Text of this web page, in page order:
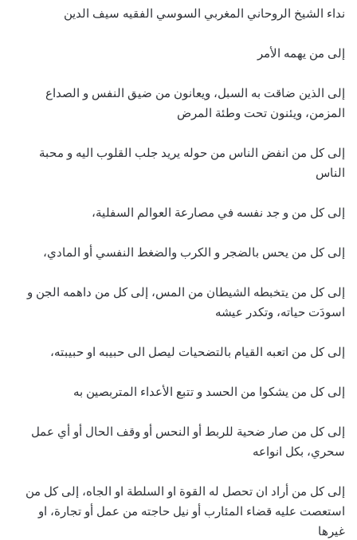
نداء الشيخ الروحاني المغربي السوسي الفقيه سيف الدين
إلى من يهمه الأمر
إلى الذين ضاقت به السبل، ويعانون من ضيق النفس و الصداع
المزمن، ويئنون تحت وطئة المرض
إلى كل من انفض الناس من حوله يريد جلب القلوب اليه و محبة
الناس
إلى كل من و جد نفسه في مصارعة العوالم السفلية،
إلى كل من يحس بالضجر و الكرب والضغط النفسي أو المادي،
إلى كل من يتخبطه الشيطان من المس، إلى كل من داهمه الجن و
اسودَت حياته، وتكدر عيشه
إلى كل من اتعبه القيام بالتضحيات ليصل الى حبيبه او حبيبته،
إلى كل من يشكوا من الحسد و تتبع الأعداء المتربصين به
إلى كل من صار ضحية للربط أو النحس أو وقف الحال أو أي عمل
سحري، بكل انواعه
إلى كل من أراد ان تحصل له القوة او السلطة او الجاه، إلى كل من
استعصت عليه قضاء المئارب أو نيل حاجته من عمل أو تجارة، او
غيرها